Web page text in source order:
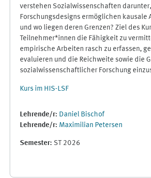
verstehen Sozialwissenschaften
Forschungsdesigns ermöglichen kausale
und wo liegen deren Grenzen? Ziel des
Teilnehmer*innen die Fähigkeit zu
empirische Arbeiten rasch zu erfassen,
evaluieren und die Reichweite sowie die
sozialwissenschaftlicher Forschung
Kurs im HIS-LSF
Lehrende/r: Daniel Bischof
Lehrende/r: Maximilian Petersen
Semester: ST 2026